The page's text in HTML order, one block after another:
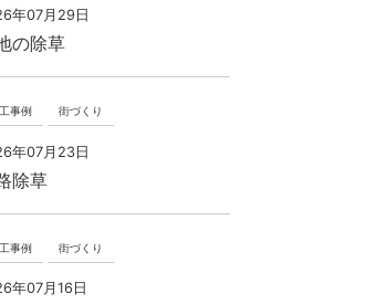
年07月29日
の除草
事例 街づくり
年07月23日
除草
事例 街づくり
年07月16日